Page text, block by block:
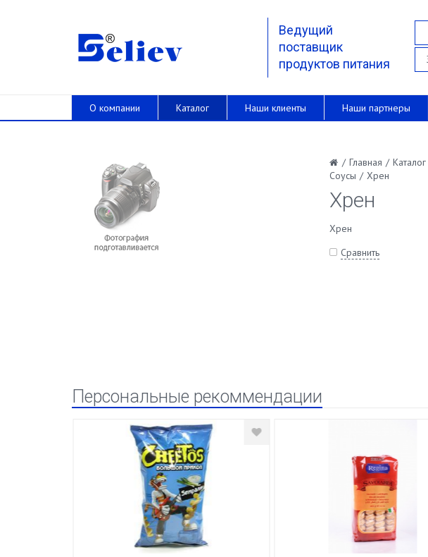
Ведущий
поставщик
продуктов питания
О компании Каталог Наши клиенты Наши партнеры
/ Главная / Каталог
Соусы / Хрен
Хрен
Хрен
Сравнить
Персональные рекоммендации